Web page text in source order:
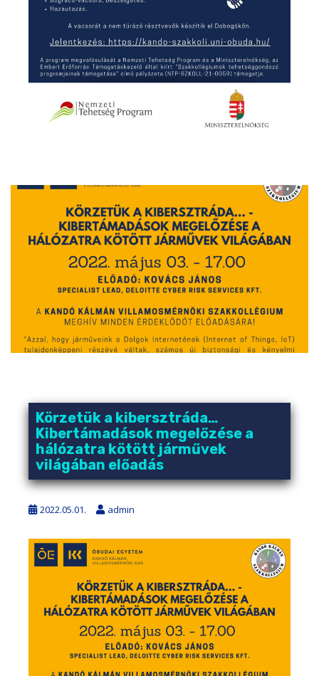
Körzetük a kibersztráda…
Kibertámadások megelőzése a
hálózatra kötött járművek
világában előadás
2022.05.01. admin